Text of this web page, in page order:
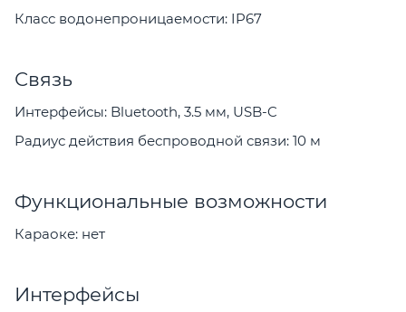
Класс водонепроницаемости: IP67
Связь
Интерфейсы: Bluetooth, 3.5 мм, USB-C
Радиус действия беспроводной связи: 10 м
Функциональные возможности
Караоке: нет
Интерфейсы